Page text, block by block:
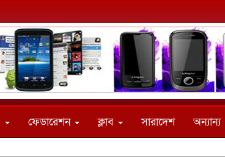
ফেডারেশন ক্লাব সারাদেশ অন্যান্য